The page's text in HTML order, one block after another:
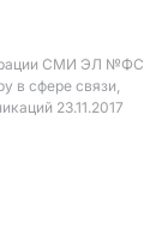
СМИ ЭЛ №ФС
в сфере связи,
23.11.2017